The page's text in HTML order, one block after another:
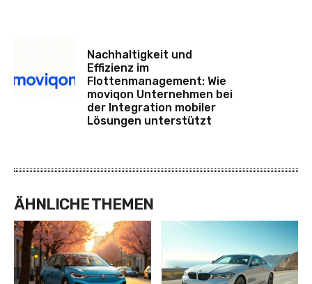
Nachhaltigkeit und
Effizienz im
Flottenmanagement: Wie
moviqon Unternehmen bei
der Integration mobiler
Lösungen unterstützt
ÄHNLICHE THEMEN